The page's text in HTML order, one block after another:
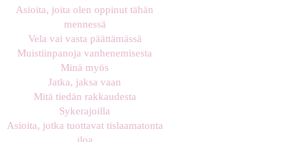
Asioita, joita olen oppinut tähän
mennessä
Vela vai vasta päättämässä
Muistiinpanoja vanhenemisesta
Minä myös
Jatka, jaksa vaan
Mitä tiedän rakkaudesta
Sykerajoilla
Asioita, jotka tuottavat tislaamatonta